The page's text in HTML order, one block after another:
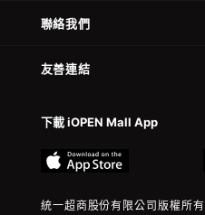
聯絡我們
友善連結
下載 iOPEN Mall App
統一超商股份有限公司版權所有